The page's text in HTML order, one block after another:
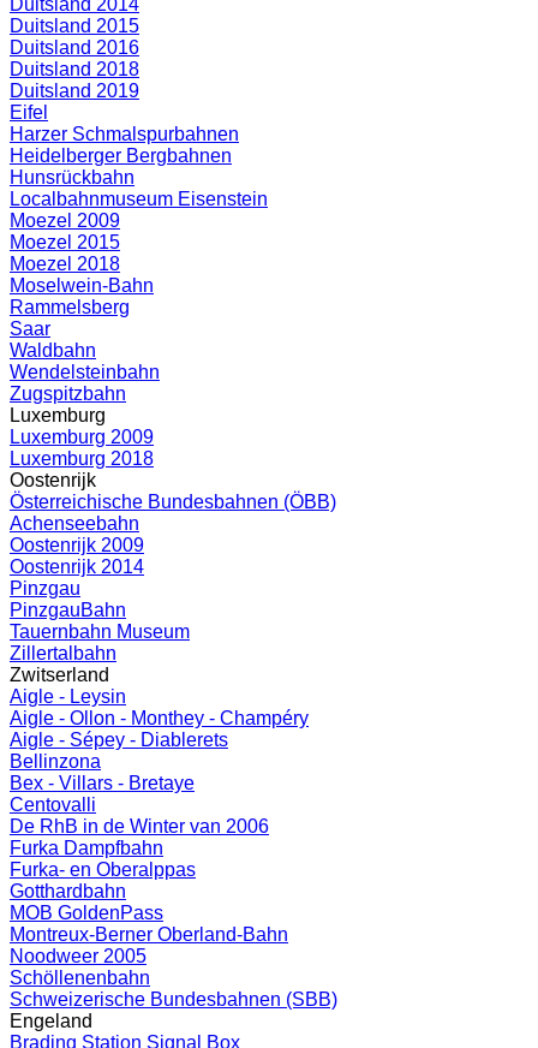
Duitsland 2014
Duitsland 2015
Duitsland 2016
Duitsland 2018
Duitsland 2019
Eifel
Harzer Schmalspurbahnen
Heidelberger Bergbahnen
Hunsrückbahn
Localbahnmuseum Eisenstein
Moezel 2009
Moezel 2015
Moezel 2018
Moselwein-Bahn
Rammelsberg
Saar
Waldbahn
Wendelsteinbahn
Zugspitzbahn
Luxemburg
Luxemburg 2009
Luxemburg 2018
Oostenrijk
Österreichische Bundesbahnen (ÖBB)
Achenseebahn
Oostenrijk 2009
Oostenrijk 2014
Pinzgau
PinzgauBahn
Tauernbahn Museum
Zillertalbahn
Zwitserland
Aigle - Leysin
Aigle - Ollon - Monthey - Champéry
Aigle - Sépey - Diablerets
Bellinzona
Bex - Villars - Bretaye
Centovalli
De RhB in de Winter van 2006
Furka Dampfbahn
Furka- en Oberalppas
Gotthardbahn
MOB GoldenPass
Montreux-Berner Oberland-Bahn
Noodweer 2005
Schöllenenbahn
Schweizerische Bundesbahnen (SBB)
Engeland
Brading Station Signal Box